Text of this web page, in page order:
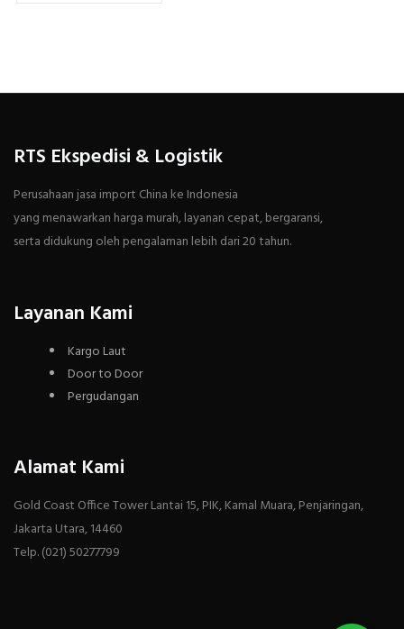
RTS Ekspedisi & Logistik
Perusahaan jasa import China ke Indonesia
yang menawarkan harga murah, layanan cepat, bergaransi,
serta didukung oleh pengalaman lebih dari 20 tahun.
Layanan Kami
Kargo Laut
Door to Door
Pergudangan
Alamat Kami
Gold Coast Office Tower Lantai 15, PIK, Kamal Muara, Penjaringan,
Jakarta Utara, 14460
Telp. (021) 50277799